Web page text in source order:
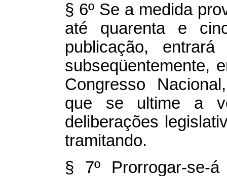
§ 6º Se a medida
até quarenta e
publicação,
subseqüentemente,
Congresso
que se ultime a
deliberações
tramitando.
§ 7º Prorrogar-se-